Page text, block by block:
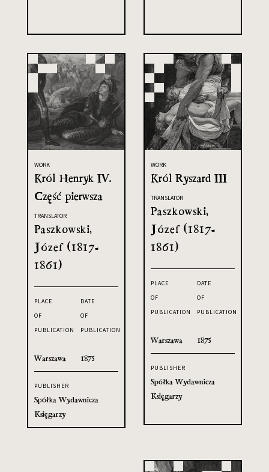
WORK
Król Henryk IV.
Część pierwsza
TRANSLATOR
Paszkowski,
Józef (1817-
1861)
PLACE
OF
PUBLICATION
Warszawa
DATE
OF
PUBLICATION
1875
PUBLISHER
Spółka Wydawnicza
Księgarzy
WORK
Król Ryszard III
TRANSLATOR
Paszkowski,
Józef (1817-
1861)
PLACE
OF
PUBLICATION
Warszawa
DATE
OF
PUBLICATION
1875
PUBLISHER
Spółka Wydawnicza
Księgarzy